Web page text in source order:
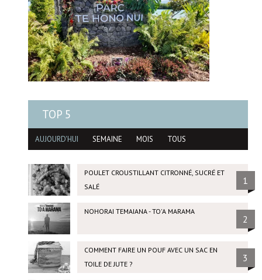
TOP 5
AUJOURD'HUI SEMAINE MOIS TOUS
POULET CROUSTILLANT CITRONNÉ, SUCRÉ ET
SALÉ
1
NOHORAI TEMAIANA - TO'A MARAMA
2
COMMENT FAIRE UN POUF AVEC UN SAC EN
TOILE DE JUTE ?
3